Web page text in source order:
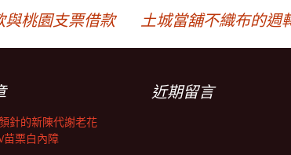
桃園支票借款 土城當舖不織布的週
針的新陳代謝老花
苗栗白內障
近期留言